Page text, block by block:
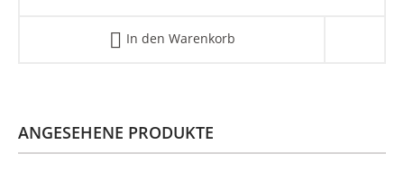
In den Warenkorb
ANGESEHENE PRODUKTE